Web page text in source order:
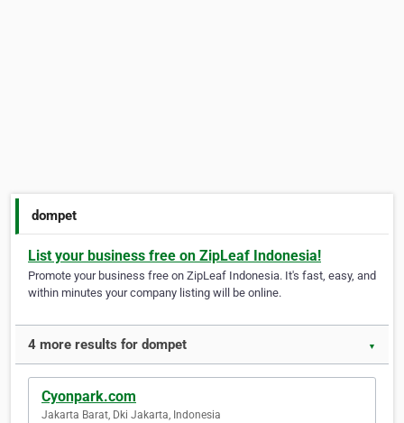
dompet
List your business free on ZipLeaf Indonesia!
Promote your business free on ZipLeaf Indonesia. It's fast, easy, and
within minutes your company listing will be online.
4 more results for dompet ▼
Cyonpark.com
Jakarta Barat, Dki Jakarta, Indonesia